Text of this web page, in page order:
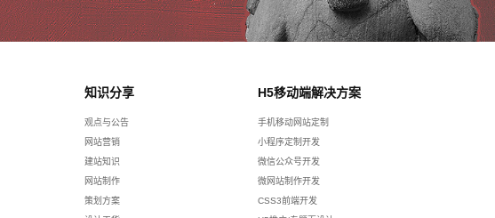
知识分享
观点与公告
网站营销
建站知识
网站制作
策划方案
H5移动端解决方案
手机移动网站定制
小程序定制开发
微信公众号开发
微网站制作开发
CSS3前端开发